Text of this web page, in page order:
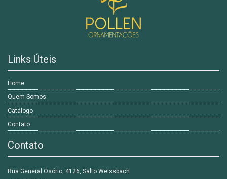
Links Úteis
Home
Quem Somos
Catálogo
Contato
Contato
Rua General Osório, 4126, Salto Weissbach